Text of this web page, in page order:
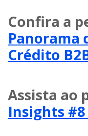
Confira a
Panorama
Crédito
Assista ao
Insights